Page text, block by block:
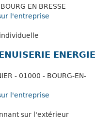
EN BRESSE
l'entreprise
ENERGIE
- 01000 - BOURG-EN-
l'entreprise
sur l'extérieur